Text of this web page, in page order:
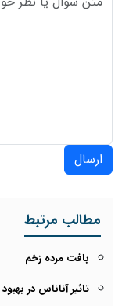
ارسال
مطالب مرتبط
بافت مرده زخم
تاثیر آناناس در